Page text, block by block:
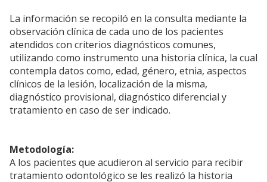
La información se recopiló en la consulta mediante la
observación clínica de cada uno de los pacientes
atendidos con criterios diagnósticos comunes,
utilizando como instrumento una historia clínica, la cual
contempla datos como, edad, género, etnia, aspectos
clínicos de la lesión, localización de la misma,
diagnóstico provisional, diagnóstico diferencial y
tratamiento en caso de ser indicado.
Metodología:
A los pacientes que acudieron al servicio para recibir
tratamiento odontológico se les realizó la historia